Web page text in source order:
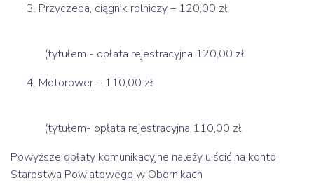
Przyczepa, ciągnik rolniczy – 120,00 zł
(tytułem - opłata rejestracyjna 120,00 zł
Motorower – 110,00 zł
(tytułem- opłata rejestracyjna 110,00 zł
Powyższe opłaty komunikacyjne należy uiścić na konto
Starostwa Powiatowego w Obornikach